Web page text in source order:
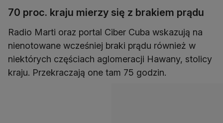
70 proc. kraju mierzy się z brakiem prądu
Radio Marti oraz portal Ciber Cuba wskazują na
nienotowane wcześniej braki prądu również w
niektórych częściach aglomeracji Hawany, stolicy
kraju. Przekraczają one tam 75 godzin.